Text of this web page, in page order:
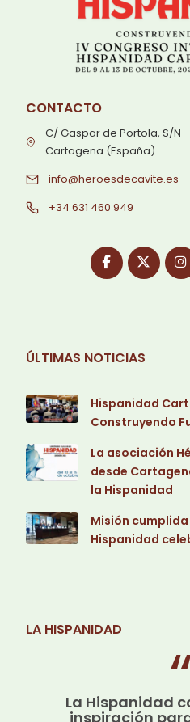
CONTACTO
C/ Gaspar de Portola, S/N
Cartagena (España)
info@heroesdecavite.es
+34 631 460 949
ÚLTIMAS NOTICIAS
Hispanidad
Construyendo
La asociación
desde
la Hispanidad
Misión
Hispanidad
LA HISPANIDAD
La Hispanidad
inspiración